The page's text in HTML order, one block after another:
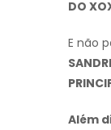
DO
E não
Além